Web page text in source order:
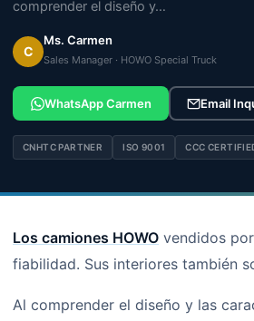
comprender el diseño y…
C
Ms. Carmen
Sales Manager · HOWO Special Truck
WhatsApp Carmen Email
CNHTC PARTNER ISO 9001 CCC
Los camiones HOWO vendidos
fiabilidad. Sus interiores también
Al comprender el diseño y las